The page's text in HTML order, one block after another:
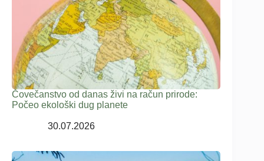
Čovečanstvo od danas živi na račun prirode:
Počeo ekološki dug planete
30.07.2026